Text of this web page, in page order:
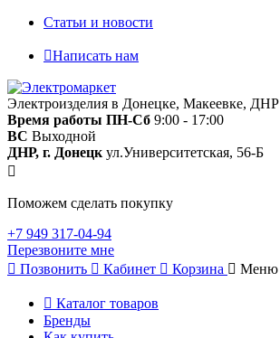
Статьи и новости
Написать нам
Электроизделия в Донецке, Макеевке, ДНР
Время работы ПН-Сб 9:00 - 17:00
ВС Выходной
ДНР, г. Донецк ул.Университетская, 56-Б
Поможем сделать покупку
+7 949 317-04-94
Перезвоните мне
Позвонить
Кабинет Корзина Меню
Каталог товаров
Бренды